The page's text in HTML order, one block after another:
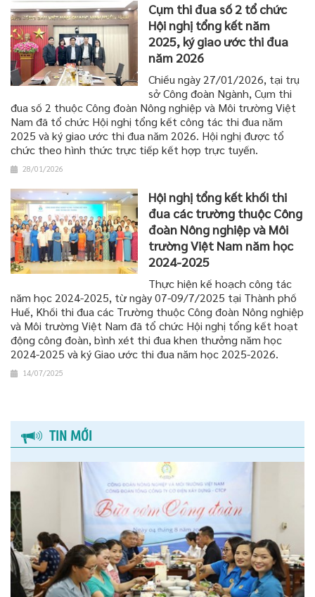
Cụm thi đua số 2 tổ chức
Hội nghị tổng kết năm
2025, ký giao ước thi đua
năm 2026
Chiều ngày 27/01/2026, tại trụ
sở Công đoàn Ngành, Cụm thi
đua số 2 thuộc Công đoàn Nông nghiệp và Môi trường Việt
Nam đã tổ chức Hội nghị tổng kết công tác thi đua năm
2025 và ký giao ước thi đua năm 2026. Hội nghị được tổ
chức theo hình thức trực tiếp kết hợp trực tuyến.
28/01/2026
Hội nghị tổng kết khối thi
đua các trường thuộc Công
đoàn Nông nghiệp và Môi
trường Việt Nam năm học
2024-2025
Thực hiện kế hoạch công tác
năm học 2024-2025, từ ngày 07-09/7/2025 tại Thành phố
Huế, Khối thi đua các Trường thuộc Công đoàn Nông nghiệp
và Môi trường Việt Nam đã tổ chức Hội nghị tổng kết hoạt
động công đoàn, bình xét thi đua khen thưởng năm học
2024-2025 và ký Giao ước thi đua năm học 2025-2026.
14/07/2025
TIN MỚI